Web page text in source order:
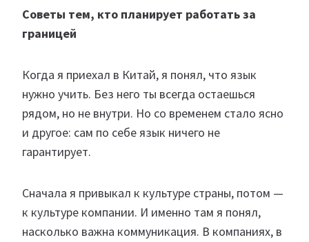
Советы тем, кто планирует работать за
границей
Когда я приехал в Китай, я понял, что язык
нужно учить. Без него ты всегда остаешься
рядом, но не внутри. Но со временем стало ясно
и другое: сам по себе язык ничего не
гарантирует.
Сначала я привыкал к культуре страны, потом —
к культуре компании. И именно там я понял,
насколько важна коммуникация. В компаниях, в